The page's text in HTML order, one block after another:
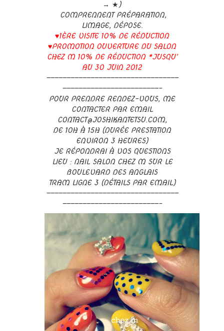
→ ★ )
COMPRENNENT PRÉPARATION,
LIMAGE, DÉPOSE.
♥1ÈRE VISITE 10% DE RÉDUCTION
♥PROMOTION OUVERTURE DU SALON
CHEZ M 10% DE RÉDUCTION *JUSQU’
AU 30 JUIN 2012
—————————————————————————————————
————————————————————————–
POUR PRENDRE RENDEZ-VOUS, ME
CONTACTER PAR EMAIL
CONTACT@JOSHIKANTETSU.COM,
DE 10H À 15H (DURÉE PRESTATION
ENVIRON 3 HEURES)
JE RÉPONDRAI À VOS QUESTIONS
LIEU : NAIL SALON CHEZ M SUR LE
BOULEVARD DES ANGLAIS
TRAM LIGNE 3 (DÉTAILS PAR EMAIL)
—————————————————————————————————
————————————————————————–